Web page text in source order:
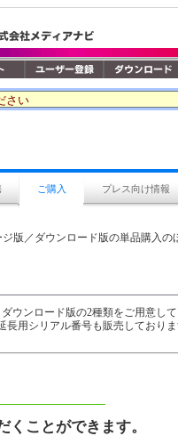
ご購入 プレス向け情報
版／ダウンロード版の単品購入
ウンロード版の2種類をご用意し
長用シリアル番号も販売しており
ことができます。